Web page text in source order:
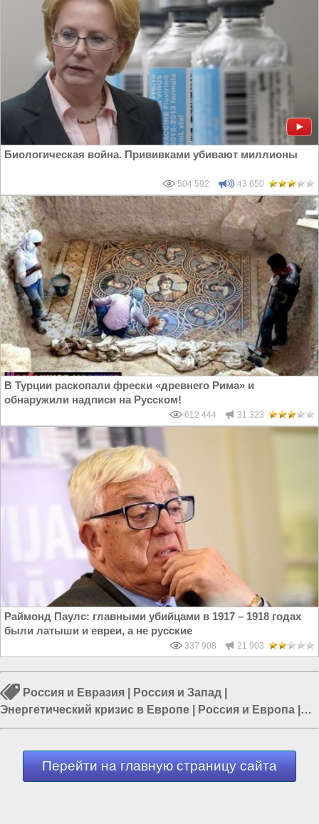
Биологическая война. Прививками убивают миллионы
504 592 43 650
В Турции раскопали фрески «древнего Рима» и
обнаружили надписи на Русском!
612 444 31 323
Раймонд Паулс: главными убийцами в 1917 – 1918 годах
были латыши и евреи, а не русские
337 908 21 903
Россия и Евразия Россия и Запад
Энергетический кризис в Европе
Россия и Европа
Европа|Цена газа|Россия и ЕС
Перейти на главную страницу сайта